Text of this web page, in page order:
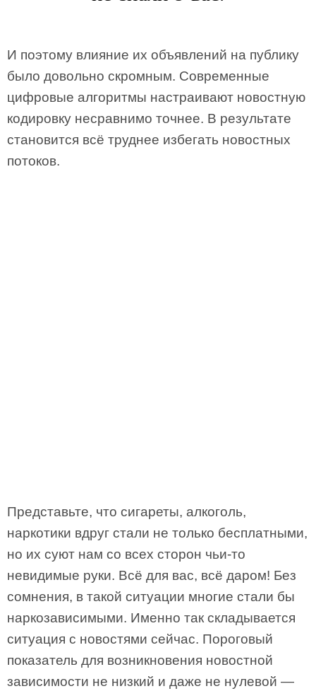
И поэтому влияние их объявлений на публику
было довольно скромным. Современные
цифровые алгоритмы настраивают новостную
кодировку несравнимо точнее. В результате
становится всё труднее избегать новостных
потоков.
Представьте, что сигареты, алкоголь,
наркотики вдруг стали не только бесплатными,
но их суют нам со всех сторон чьи-то
невидимые руки. Всё для вас, всё даром! Без
сомнения, в такой ситуации многие стали бы
наркозависимыми. Именно так складывается
ситуация с новостями сейчас. Пороговый
показатель для возникновения новостной
зависимости не низкий и даже не нулевой —